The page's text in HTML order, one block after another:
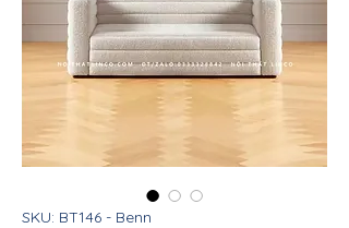
SKU: BT146 - Benn